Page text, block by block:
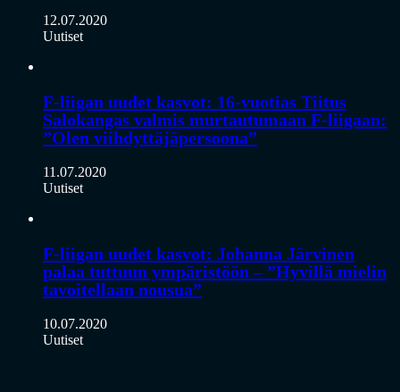
12.07.2020
Uutiset
F-liigan uudet kasvot: 16-vuotias Tiitus
Salokangas valmis murtautumaan F-liigaan:
”Olen viihdyttäjäpersoona”
11.07.2020
Uutiset
F-liigan uudet kasvot: Johanna Järvinen
palaa tuttuun ympäristöön – ”Hyvillä mielin
tavoitellaan nousua”
10.07.2020
Uutiset